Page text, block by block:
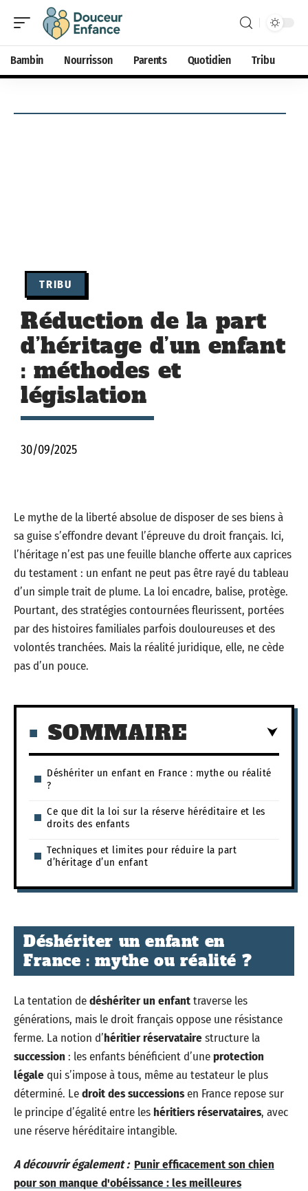
Bambin Nourrisson Parents Quotidien Tribu
TRIBU
Réduction de la part
d’héritage d’un enfant
: méthodes et
législation
30/09/2025
Le mythe de la liberté absolue de disposer de ses biens à
sa guise s’effondre devant l’épreuve du droit français. Ici,
l’héritage n’est pas une feuille blanche offerte aux caprices
du testament : un enfant ne peut pas être rayé du tableau
d’un simple trait de plume. La loi encadre, balise, protège.
Pourtant, des stratégies contournées fleurissent, portées
par des histoires familiales parfois douloureuses et des
volontés tranchées. Mais la réalité juridique, elle, ne cède
pas d’un pouce.
SOMMAIRE
Déshériter un enfant en France : mythe ou réalité
?
Ce que dit la loi sur la réserve héréditaire et les
droits des enfants
Techniques et limites pour réduire la part
d’héritage d’un enfant
Déshériter un enfant en
France : mythe ou réalité ?
La tentation dedéshériter un enfanttraverse les
générations, mais le droit français oppose une résistance
ferme. La notion d’héritier réservatairestructure la
succession : les enfants bénéficient d’uneprotection
légalequi s’impose à tous, même au testateur le plus
déterminé. Ledroit des successionsen France repose sur
le principe d’égalité entre leshéritiers réservataires, avec
une réserve héréditaire intangible.
A découvrir également : Punir efficacement son chien
pour son manque d'obéissance : les meilleures